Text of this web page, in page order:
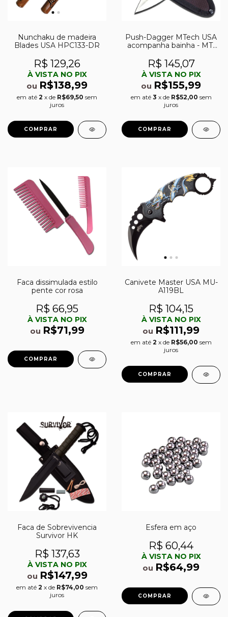
Nunchaku de madeira
Blades USA HPC133-DR
R$ 129,26
À VISTA NO PIX
ou R$138,99
em até 2 x de R$69,50 sem
juros
Push-Dagger MTech USA
acompanha bainha - MT-
R$ 145,07
À VISTA NO PIX
ou R$155,99
em até 3 x de R$52,00 sem
juros
Faca dissimulada estilo
pente cor rosa
R$ 66,95
À VISTA NO PIX
ou R$71,99
Canivete Master USA MU-
A119BL
R$ 104,15
À VISTA NO PIX
ou R$111,99
em até 2 x de R$56,00 sem
juros
Faca de Sobrevivencia
Survivor HK
R$ 137,63
À VISTA NO PIX
ou R$147,99
em até 2 x de R$74,00 sem
juros
Esfera em aço
R$ 60,44
À VISTA NO PIX
ou R$64,99